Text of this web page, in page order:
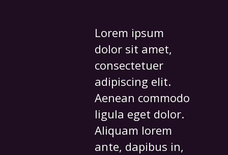
Lorem ipsum
dolor sit amet,
consectetuer
adipiscing elit.
Aenean commodo
ligula eget dolor.
Aliquam lorem
ante, dapibus in,